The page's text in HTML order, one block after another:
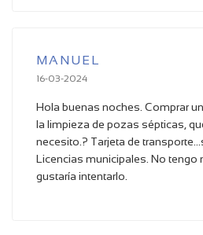
MANUEL
16-03-2024
Hola buenas noches. Comprar
la limpieza de pozas sépticas,
necesito.? Tarjeta de
Licencias municipales. No tengo
gustaría intentarlo.